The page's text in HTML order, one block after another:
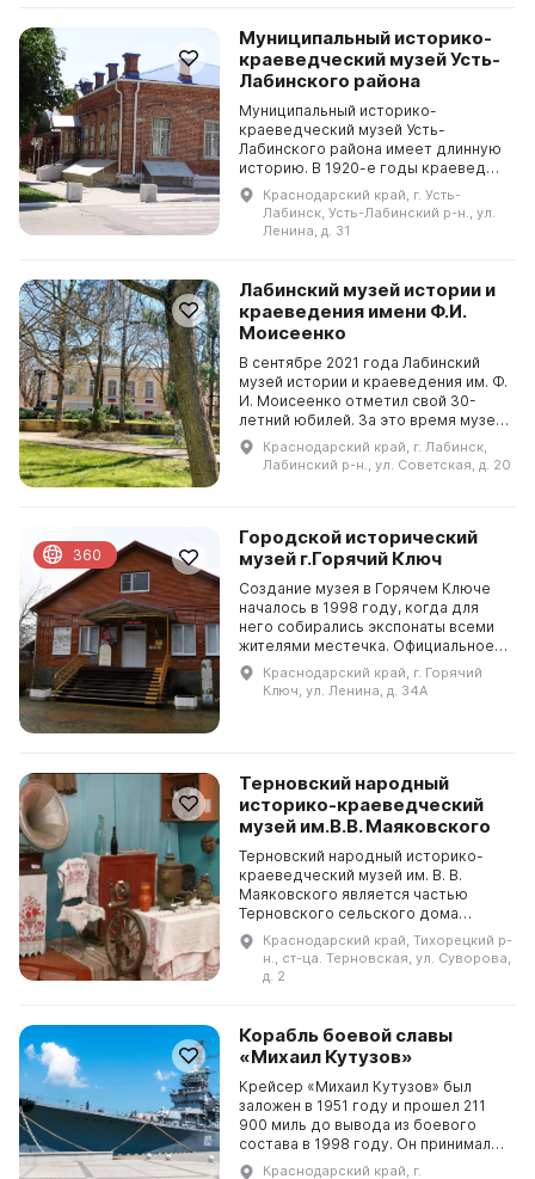
Муниципальный историко-
краеведческий музей Усть-
Лабинского района
Муниципальный историко-
краеведческий музей Усть-
Лабинского района имеет длинную
историю. В 1920-е годы краевед
Михаил Иванович Петренко основал
музей на основе своей личной
коллекции. В 1932 году был ...
Краснодарский край, г. Усть-
Лабинск, Усть-Лабинский р-н., ул.
Ленина, д. 31
Лабинский музей истории и
краеведения имени Ф.И.
Моисеенко
В сентябре 2021 года Лабинский
музей истории и краеведения им. Ф.
И. Моисеенко отметил свой 30-
летний юбилей. За это время музей
занимался комплектованием,
хранением, изучением и
популяризацией музейн...
Краснодарский край, г. Лабинск,
Лабинский р-н., ул. Советская, д. 20
Городской исторический
музей г.Горячий Ключ
Создание музея в Горячем Ключе
началось в 1998 году, когда для
него собирались экспонаты всеми
жителями местечка. Официальное
открытие произошло 9 мая 2000
года. За годы своего
существования музей пре...
Краснодарский край, г. Горячий
Ключ, ул. Ленина, д. 34А
360
Терновский народный
историко-краеведческий
музей им.В.В. Маяковского
Терновский народный историко-
краеведческий музей им. В. В.
Маяковского является частью
Терновского сельского дома
культуры и известен не только в
Кубани, но и за ее пределами. В
музее представлены две...
Краснодарский край, Тихорецкий р-
н., ст-ца. Терновская, ул. Суворова,
д. 2
Корабль боевой славы
«Михаил Кутузов»
Крейсер «Михаил Кутузов» был
заложен в 1951 году и прошел 211
900 миль до вывода из боевого
состава в 1998 году. Он принимал
участие в Арабо-израильской войне
Краснодарский край, г.